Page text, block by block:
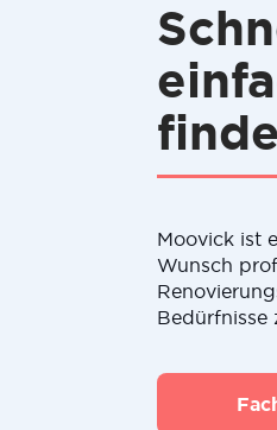
Moovick ist
Wunsch
Bedürfnisse